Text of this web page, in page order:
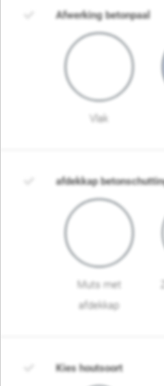
Afwerking betonpaal
Vlak
afdekkap
Muts met
afdekkap
Kies houtsoort